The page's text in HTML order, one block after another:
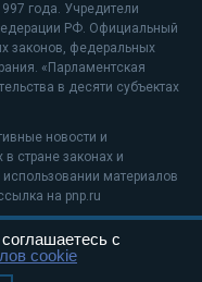
года. Учредители
РФ. Официальный
законов, федеральных
«Парламентская
в десяти субъектах
новости и
стране законах и
использовании материалов
на pnp.ru
рекомендательные
с
cookie